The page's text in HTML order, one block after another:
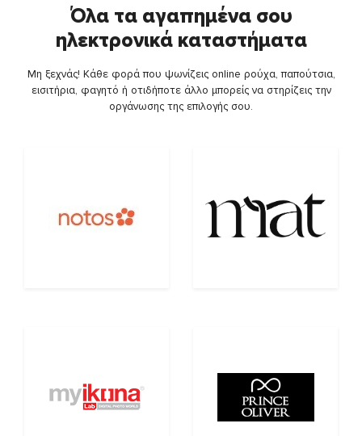
Όλα τα αγαπημένα σου
ηλεκτρονικά καταστήματα
Μη ξεχνάς! Κάθε φορά που ψωνίζεις online ρούχα, παπούτσια,
εισιτήρια, φαγητό ή οτιδήποτε άλλο μπορείς να στηρίζεις την
οργάνωσης της επιλογής σου.